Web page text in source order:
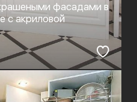
фасадами в
c акриловой